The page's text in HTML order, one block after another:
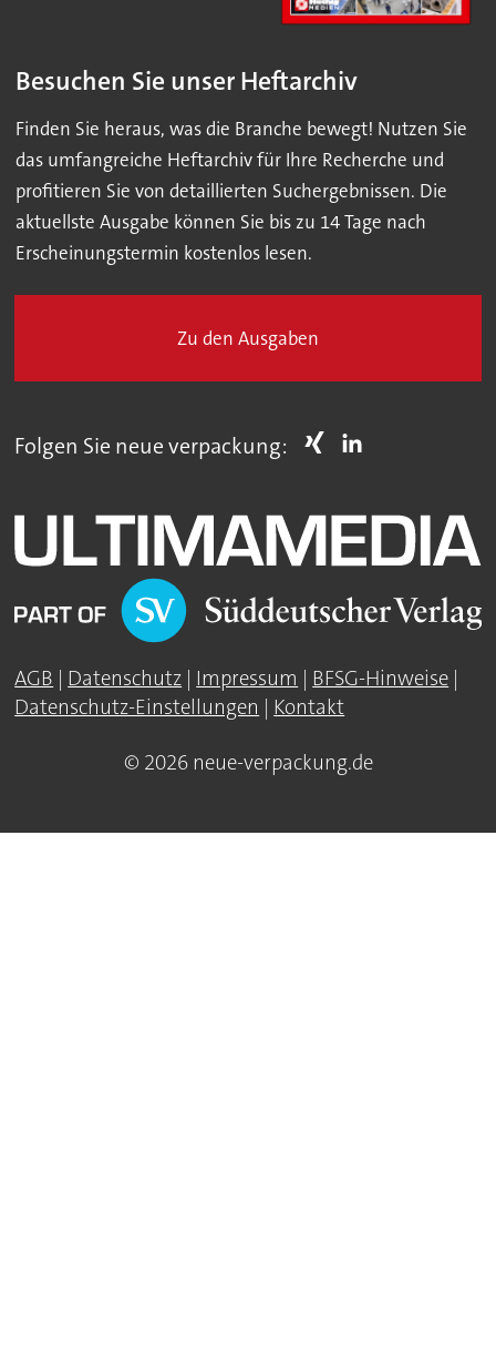
Besuchen Sie unser Heftarchiv
Finden Sie heraus, was die Branche bewegt! Nutzen Sie
das umfangreiche Heftarchiv für Ihre Recherche und
profitieren Sie von detaillierten Suchergebnissen. Die
aktuellste Ausgabe können Sie bis zu 14 Tage nach
Erscheinungstermin kostenlos lesen.
Zu den Ausgaben
Folgen Sie neue verpackung:
AGB | Datenschutz | Impressum | BFSG-Hinweise |
Datenschutz-Einstellungen | Kontakt
© 2026 neue-verpackung.de